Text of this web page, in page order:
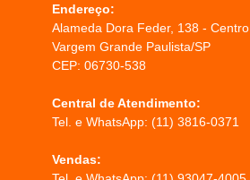
Endereço:
Alameda Dora Feder, 138 - Centro
Vargem Grande Paulista/SP
CEP: 06730-538
Central de Atendimento:
Tel. e WhatsApp: (11) 3816-0371
Vendas: